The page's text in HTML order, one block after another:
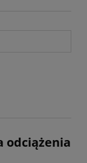
odciążenia